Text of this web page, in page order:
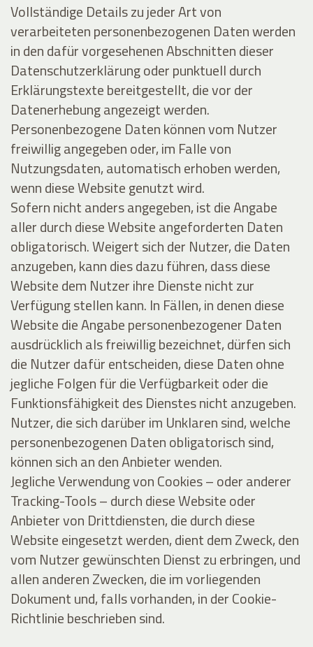
Vollständige Details zu jeder Art von
verarbeiteten personenbezogenen Daten werden
in den dafür vorgesehenen Abschnitten dieser
Datenschutzerklärung oder punktuell durch
Erklärungstexte bereitgestellt, die vor der
Datenerhebung angezeigt werden.
Personenbezogene Daten können vom Nutzer
freiwillig angegeben oder, im Falle von
Nutzungsdaten, automatisch erhoben werden,
wenn diese Website genutzt wird.
Sofern nicht anders angegeben, ist die Angabe
aller durch diese Website angeforderten Daten
obligatorisch. Weigert sich der Nutzer, die Daten
anzugeben, kann dies dazu führen, dass diese
Website dem Nutzer ihre Dienste nicht zur
Verfügung stellen kann. In Fällen, in denen diese
Website die Angabe personenbezogener Daten
ausdrücklich als freiwillig bezeichnet, dürfen sich
die Nutzer dafür entscheiden, diese Daten ohne
jegliche Folgen für die Verfügbarkeit oder die
Funktionsfähigkeit des Dienstes nicht anzugeben.
Nutzer, die sich darüber im Unklaren sind, welche
personenbezogenen Daten obligatorisch sind,
können sich an den Anbieter wenden.
Jegliche Verwendung von Cookies – oder anderer
Tracking-Tools – durch diese Website oder
Anbieter von Drittdiensten, die durch diese
Website eingesetzt werden, dient dem Zweck, den
vom Nutzer gewünschten Dienst zu erbringen, und
allen anderen Zwecken, die im vorliegenden
Dokument und, falls vorhanden, in der Cookie-
Richtlinie beschrieben sind.